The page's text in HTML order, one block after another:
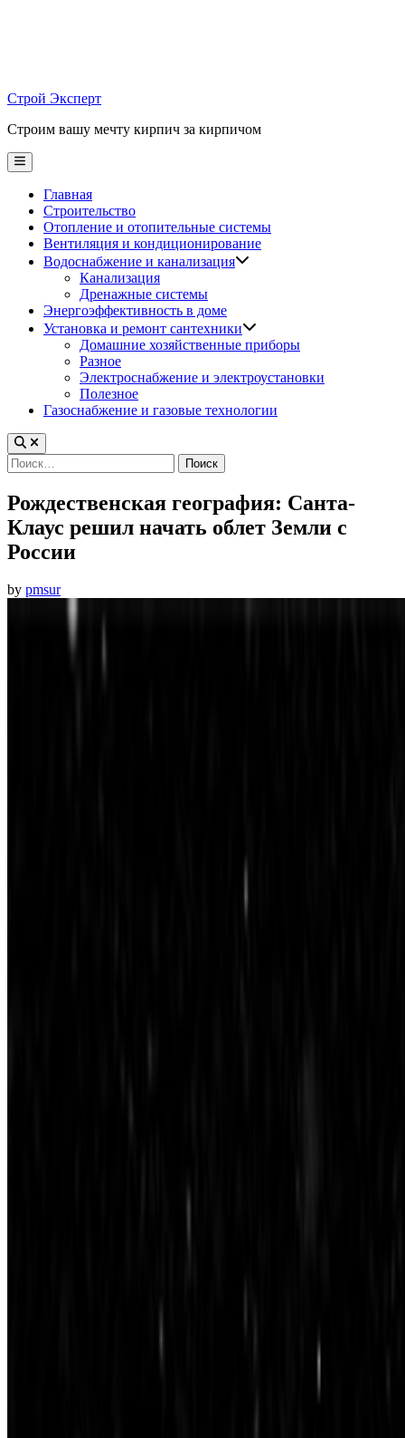
Строй Эксперт
Строим вашу мечту кирпич за кирпичом
Main
Menu
Главная
Строительство
Отопление и отопительные системы
Вентиляция и кондиционирование
Водоснабжение и канализация
Канализация
Дренажные системы
Энергоэффективность в доме
Установка и ремонт сантехники
Домашние хозяйственные приборы
Разное
Электроснабжение и электроустановки
Полезное
Газоснабжение и газовые технологии
Найти:
Рождественская география: Санта-
Клаус решил начать облет Земли с
России
by pmsur